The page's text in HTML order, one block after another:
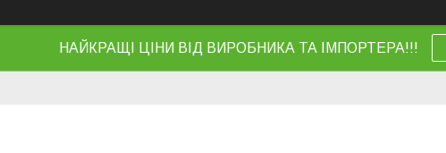
НАЙКРАЩІ ЦІНИ ВІД ВИРОБНИКА ТА ІМПОРТЕРА!!!